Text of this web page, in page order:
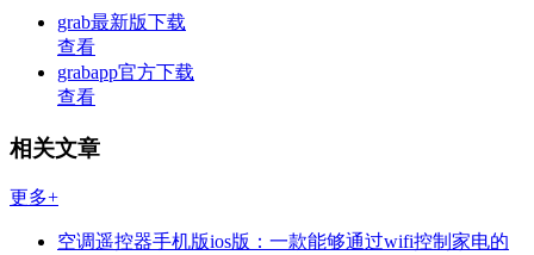
grab最新版下载
查看
grabapp官方下载
查看
相关文章
更多+
空调遥控器手机版ios版：一款能够通过wifi控制家电的